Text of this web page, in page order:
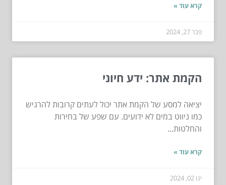
קרא עוד »
פבר 27, 2024
הקמת אתר: ידע חיוני
יציאה למסע של הקמת אתר יכול לעתים קרובות להרגיש
כמו ניווט במים לא ידועים. עם שפע של בחירות
והחלטות...
קרא עוד »
ינו 02, 2024